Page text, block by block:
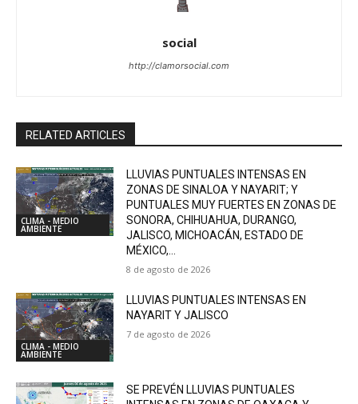
social
http://clamorsocial.com
RELATED ARTICLES
CLIMA - MEDIO
AMBIENTE
LLUVIAS PUNTUALES INTENSAS EN
ZONAS DE SINALOA Y NAYARIT; Y
PUNTUALES MUY FUERTES EN ZONAS DE
SONORA, CHIHUAHUA, DURANGO,
JALISCO, MICHOACÁN, ESTADO DE
MÉXICO,...
8 de agosto de 2026
CLIMA - MEDIO
AMBIENTE
LLUVIAS PUNTUALES INTENSAS EN
NAYARIT Y JALISCO
7 de agosto de 2026
SE PREVÉN LLUVIAS PUNTUALES